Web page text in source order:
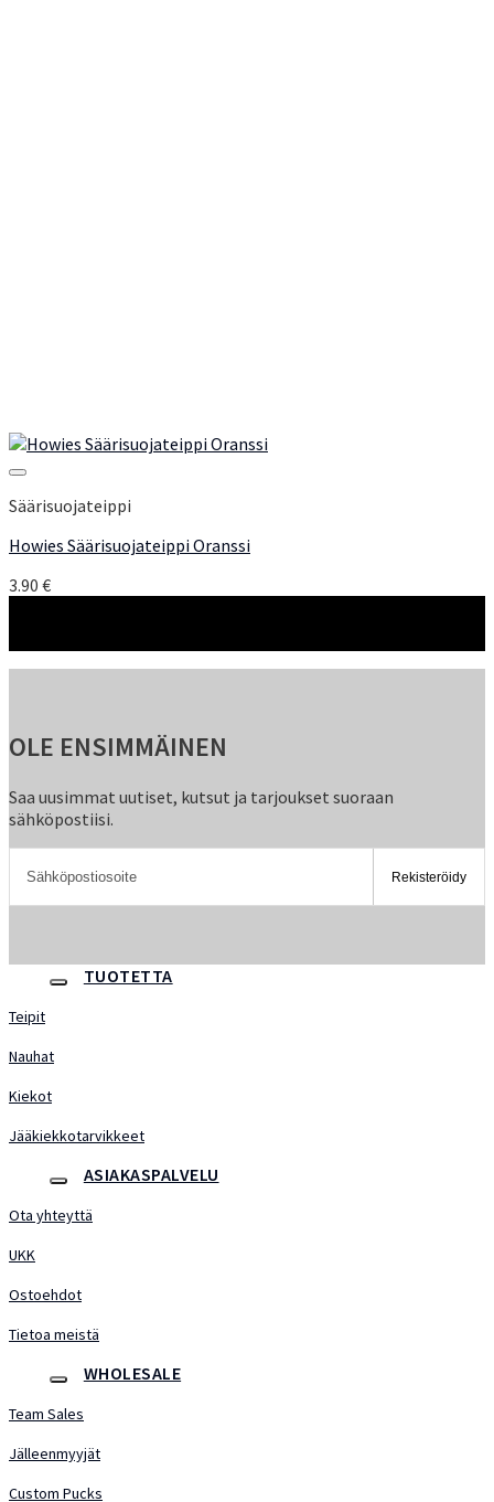
Säärisuojateippi
Howies Säärisuojateippi Oranssi
3.90 €
OLE ENSIMMÄINEN
Saa uusimmat uutiset, kutsut ja tarjoukset suoraan
sähköpostiisi.
TUOTETTA
Teipit
Nauhat
Kiekot
Jääkiekkotarvikkeet
ASIAKASPALVELU
Ota yhteyttä
UKK
Ostoehdot
Tietoa meistä
WHOLESALE
Team Sales
Jälleenmyyjät
Custom Pucks